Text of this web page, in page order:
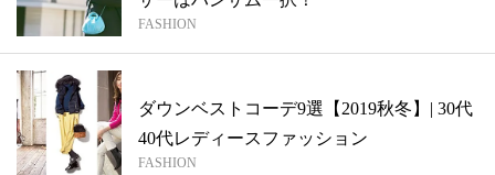
FASHION
ダウンベストコーデ9選【2019秋冬】| 30代
40代レディースファッション
FASHION